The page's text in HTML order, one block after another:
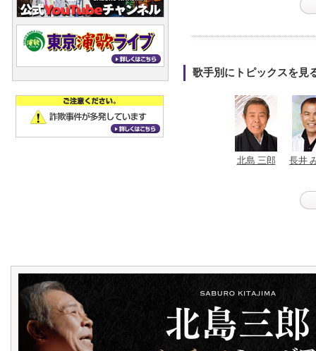
歌手別にトピックスを見
北島 三郎 長井